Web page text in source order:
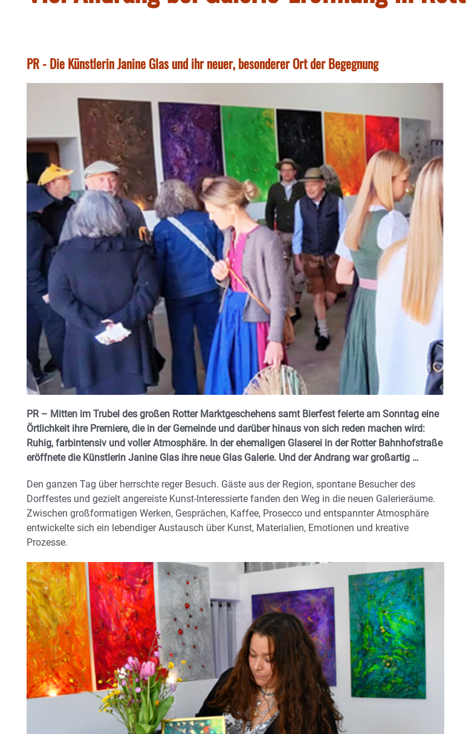
PR - Die Künstlerin Janine Glas und ihr neuer, besonderer Ort der Begegnung
PR – Mitten im Trubel des großen Rotter Marktgeschehens samt Bierfest feierte am Sonntag eine
Örtlichkeit ihre Premiere, die in der Gemeinde und darüber hinaus von sich reden machen wird:
Ruhig, farbintensiv und voller Atmosphäre. In der ehemaligen Glaserei in der Rotter Bahnhofstraße
eröffnete die Künstlerin Janine Glas ihre neue Glas Galerie. Und der Andrang war großartig …
Den ganzen Tag über herrschte reger Besuch. Gäste aus der Region, spontane Besucher des
Dorffestes und gezielt angereiste Kunst-Interessierte fanden den Weg in die neuen Galerieräume.
Zwischen großformatigen Werken, Gesprächen, Kaffee, Prosecco und entspannter Atmosphäre
entwickelte sich ein lebendiger Austausch über Kunst, Materialien, Emotionen und kreative
Prozesse.